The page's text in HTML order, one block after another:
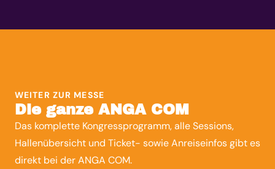
WEITER ZUR MESSE
Die ganze ANGA COM
Das komplette Kongressprogramm, alle Sessions,
Hallenübersicht und Ticket- sowie Anreiseinfos gibt es
direkt bei der ANGA COM.